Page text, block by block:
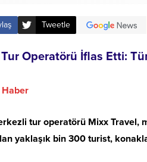
Tweetle
Operatörü İflas Etti:
tur operatörü Mixx Travel,
yaklaşık bin 300 turist,